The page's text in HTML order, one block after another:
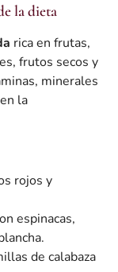
la dieta
rica en frutas,
frutos secos y
minerales
la
rojos y
espinacas,
de calabaza